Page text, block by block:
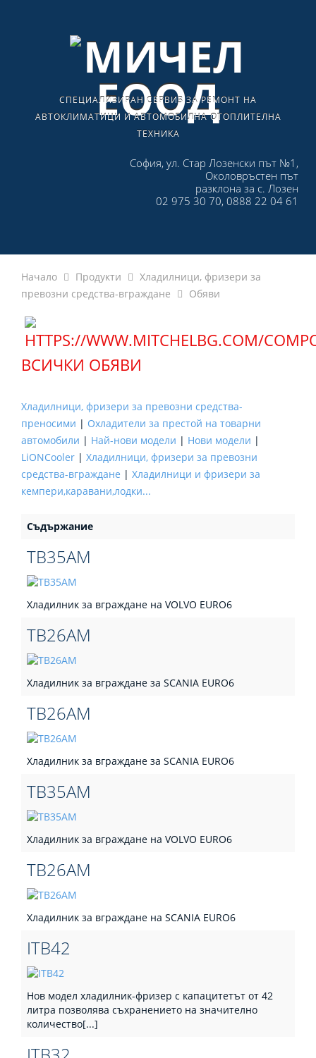
СПЕЦИАЛИЗИРАН СЕРВИЗ ЗА РЕМОНТ НА
АВТОКЛИМАТИЦИ И АВТОМОБИЛНА ОТОПЛИТЕЛНА
ТЕХНИКА
София, ул. Стар Лозенски път №1,
Околовръстен път
разклона за с. Лозен
02 975 30 70, 0888 22 04 61
Начало Продукти
Хладилници, фризери за
превозни средства-вграждане
Обяви
ВСИЧКИ ОБЯВИ
Хладилници, фризери за превозни средства-
преносими | Охладители за престой на товарни
автомобили | Най-нови модели | Нови модели |
LiONCooler | Хладилници, фризери за превозни
средства-вграждане | Хладилници и фризери за
кемпери,каравани,лодки...
Съдържание
TB35AM
Хладилник за вграждане на VOLVO EURO6
TB26AM
Хладилник за вграждане за SCANIA EURO6
TB26AM
Хладилник за вграждане за SCANIA EURO6
TB35AM
Хладилник за вграждане на VOLVO EURO6
TB26AM
Хладилник за вграждане на SCANIA EURO6
ITB42
Нов модел хладилник-фризер с капацитетът от 42
литра позволява съхранението на значително
количество[...]